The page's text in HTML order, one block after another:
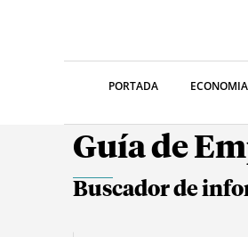
PORTADA ECONOMIA
Guía de
Buscador de